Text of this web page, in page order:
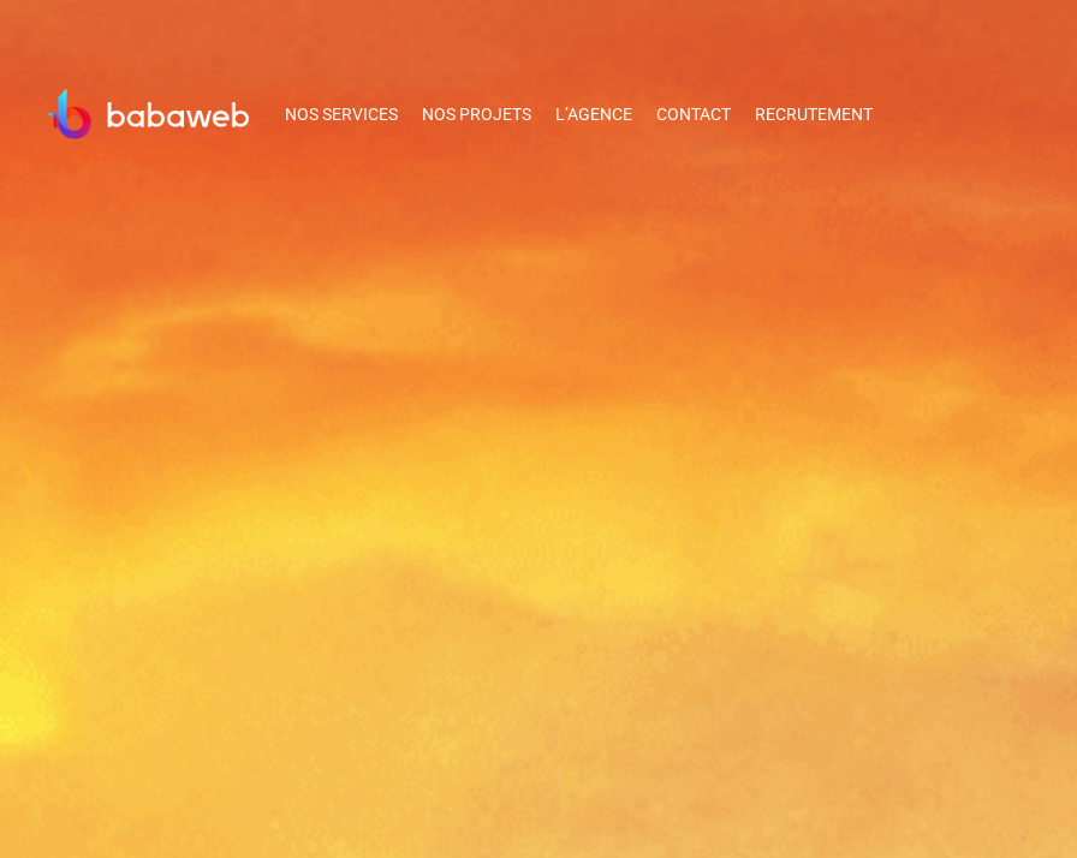
NOS SERVICES NOS PROJETS L’AGENCE CONTACT RECRUTEMENT